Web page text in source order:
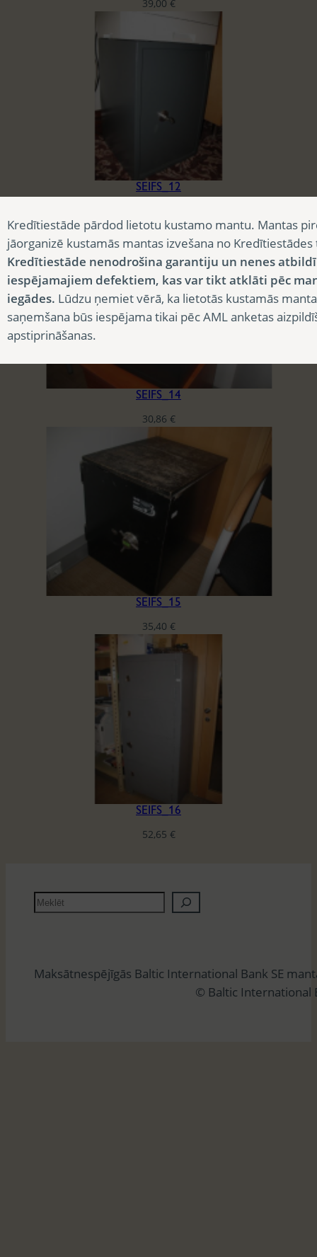
39,00 €
SEIFS_12
SEIFS_14
30,86 €
SEIFS_15
35,40 €
SEIFS_16
52,65 €
M
e
ē
Maksātnespējīgās Baltic International Bank SE
© Baltic International
Kredītiestāde pārdod lietotu kustamo mantu. Mantas
jāorganizē kustamās mantas izvešana no
Kredītiestāde nenodrošina garantiju un nenes
iespējamajiem defektiem, kas var tikt atklāti pēc
iegādes. Lūdzu ņemiet vērā, ka lietotās kustamās
saņemšana būs iespējama tikai pēc AML anketas
apstiprināšanas.